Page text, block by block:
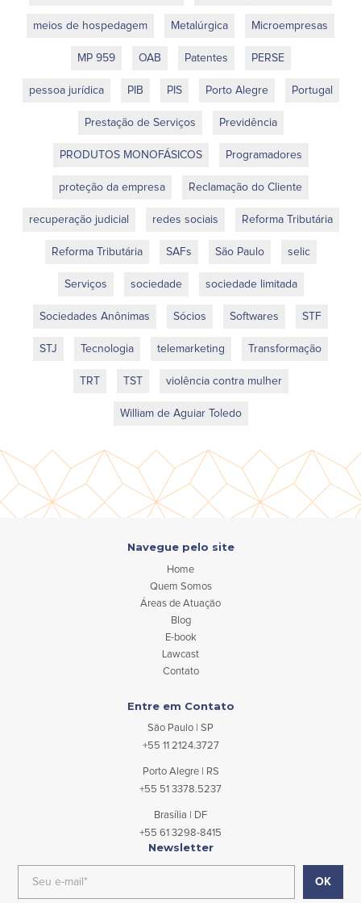
meios de hospedagem Metalúrgica Microempresas
MP 959 OAB Patentes PERSE
pessoa jurídica PIB PIS Porto Alegre Portugal
Prestação de Serviços Previdência
PRODUTOS MONOFÁSICOS Programadores
proteção da empresa Reclamação do Cliente
recuperação judicial redes sociais Reforma Tributária
Reforma Tributária SAFs São Paulo selic
Serviços sociedade sociedade limitada
Sociedades Anônimas Sócios Softwares STF
STJ Tecnologia telemarketing Transformação
TRT TST violência contra mulher
William de Aguiar Toledo
Navegue pelo site
Home
Quem Somos
Áreas de Atuação
Blog
E-book
Lawcast
Contato
Entre em Contato
São Paulo | SP
+55 11 2124.3727
Porto Alegre | RS
+55 51 3378.5237
Brasília | DF
+55 61 3298-8415
Newsletter